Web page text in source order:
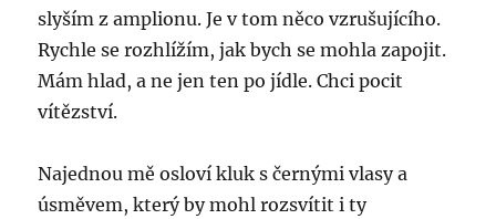
slyším z amplionu. Je v tom něco vzrušujícího.
Rychle se rozhlížím, jak bych se mohla zapojit.
Mám hlad, a ne jen ten po jídle. Chci pocit
vítězství.
Najednou mě osloví kluk s černými vlasy a
úsměvem, který by mohl rozsvítit i ty